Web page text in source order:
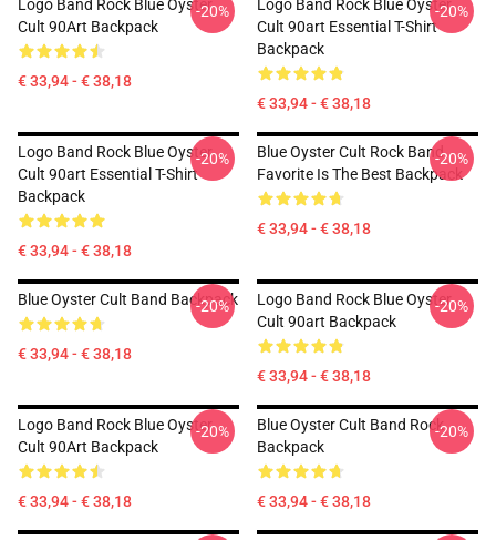
Logo Band Rock Blue Oyster
Cult 90Art Backpack
€ 33,94 - € 38,18
-20%
Logo Band Rock Blue Oyster
Cult 90art Essential T-Shirt
Backpack
€ 33,94 - € 38,18
-20%
Logo Band Rock Blue Oyster
Cult 90art Essential T-Shirt
Backpack
€ 33,94 - € 38,18
-20%
Blue Oyster Cult Rock Band
Favorite Is The Best Backpack
€ 33,94 - € 38,18
-20%
Blue Oyster Cult Band Backpack
€ 33,94 - € 38,18
-20%
Logo Band Rock Blue Oyster
Cult 90art Backpack
€ 33,94 - € 38,18
-20%
Logo Band Rock Blue Oyster
Cult 90Art Backpack
€ 33,94 - € 38,18
-20%
Blue Oyster Cult Band Rock
Backpack
€ 33,94 - € 38,18
-20%